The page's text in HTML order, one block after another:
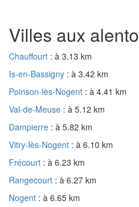
Villes aux
Chauffourt : à 3.13 km
Is-en-Bassigny : à 3.42 km
Poinson-lès-Nogent : à 4.41 km
Val-de-Meuse : à 5.12 km
Dampierre : à 5.82 km
Vitry-lès-Nogent : à 6.10 km
Frécourt : à 6.23 km
Rangecourt : à 6.27 km
Nogent : à 6.65 km